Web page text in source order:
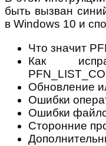
быть вызван
в Windows 10 и
Что значит
Как
Обновление
Ошибки
Ошибки
Сторонние